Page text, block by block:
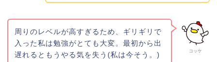
コッケ
周りのレベルが高すぎるため、ギリギリで
入った私は勉強がとても大変。最初から出
遅れるともうやる気を失う(私は今そう。)